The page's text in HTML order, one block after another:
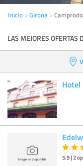
Inicio Girona
LAS MEJORES OFERTAS
Hotel
5.9|2